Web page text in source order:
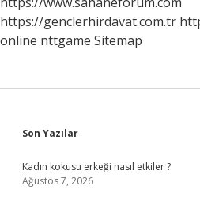
https://genclerhirdavat.com.tr
online nttgame Sitemap
Sidebar
Son Yazılar
Kadın kokusu erkeği nasıl etkiler ?
Ağustos 7, 2026